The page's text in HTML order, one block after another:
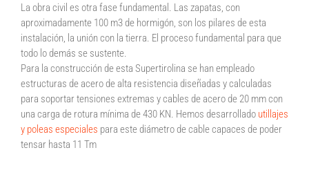
La obra civil es otra fase fundamental. Las zapatas, con
aproximadamente 100 m3 de hormigón, son los pilares de esta
instalación, la unión con la tierra. El proceso fundamental para que
todo lo demás se sustente.
Para la construcción de esta Supertirolina se han empleado
estructuras de acero de alta resistencia diseñadas y calculadas
para soportar tensiones extremas y cables de acero de 20 mm con
una carga de rotura mínima de 430 KN. Hemos desarrollado utillajes
y poleas especiales para este diámetro de cable capaces de poder
tensar hasta 11 Tm